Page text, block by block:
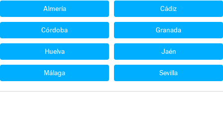
Almería Cádiz
Córdoba Granada
Huelva Jaén
Málaga Sevilla